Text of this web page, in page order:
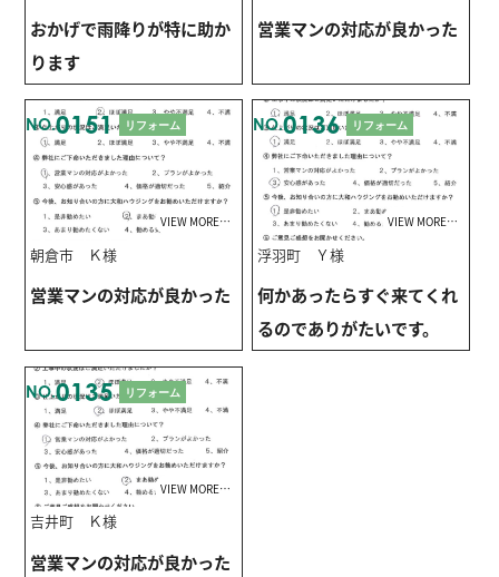
おかげで雨降りが特に助か
ります
営業マンの対応が良かった
VIEW MORE…
NO.0151 リフォーム
朝倉市 Ｋ様
営業マンの対応が良かった
VIEW MORE…
NO.0136 リフォーム
浮羽町 Ｙ様
何かあったらすぐ来てくれ
るのでありがたいです。
VIEW MORE…
NO.0135 リフォーム
吉井町 Ｋ様
営業マンの対応が良かった